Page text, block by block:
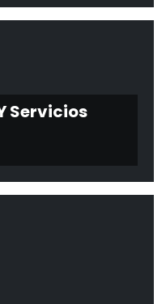
Servicios